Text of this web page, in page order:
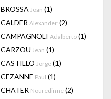
BROSSA Joan (1)
CALDER Alexander (2)
CAMPAGNOLI Adalberto (1)
CARZOU Jean (1)
CASTILLO Jorge (1)
CEZANNE Paul (1)
CHATER Nouredinne (2)